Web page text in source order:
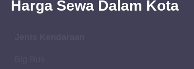
Harga Sewa Dalam Kota